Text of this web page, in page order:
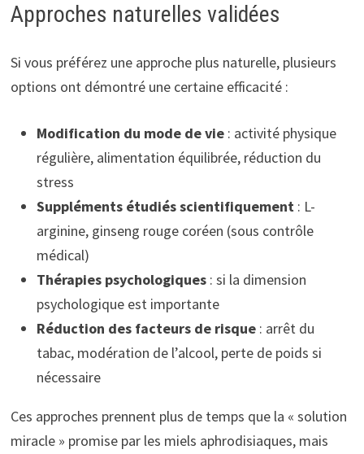
Approches naturelles validées
Si vous préférez une approche plus naturelle, plusieurs
options ont démontré une certaine efficacité :
Modification du mode de vie: activité physique
régulière, alimentation équilibrée, réduction du
stress
Suppléments étudiés scientifiquement: L-
arginine, ginseng rouge coréen (sous contrôle
médical)
Thérapies psychologiques: si la dimension
psychologique est importante
Réduction des facteurs de risque: arrêt du
tabac, modération de l’alcool, perte de poids si
nécessaire
Ces approches prennent plus de temps que la « solution
miracle » promise par les miels aphrodisiaques, mais